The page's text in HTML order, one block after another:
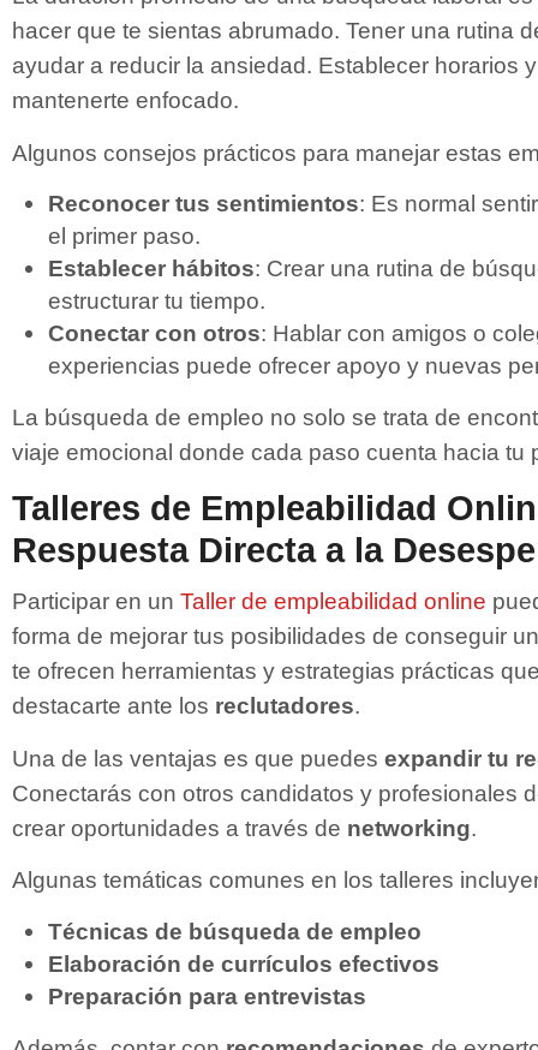
hacer que te sientas abrumado. Tener una rutina
ayudar a reducir la ansiedad. Establecer horarios
mantenerte enfocado.
Algunos consejos prácticos para manejar estas
Reconocer tus sentimientos: Es normal
el primer paso.
Establecer hábitos: Crear una rutina de
estructurar tu tiempo.
Conectar con otros: Hablar con amigos o
experiencias puede ofrecer apoyo y nuevas
La búsqueda de empleo no solo se trata de
viaje emocional donde cada paso cuenta hacia tu
Talleres de Empleabilidad
Respuesta Directa a la
Participar en un Taller de empleabilidad online
forma de mejorar tus posibilidades de conseguir
te ofrecen herramientas y estrategias prácticas
destacarte ante los reclutadores.
Una de las ventajas es que puedes expandir tu
Conectarás con otros candidatos y profesionales
crear oportunidades a través de networking.
Algunas temáticas comunes en los talleres
Técnicas de búsqueda de empleo
Elaboración de currículos efectivos
Preparación para entrevistas